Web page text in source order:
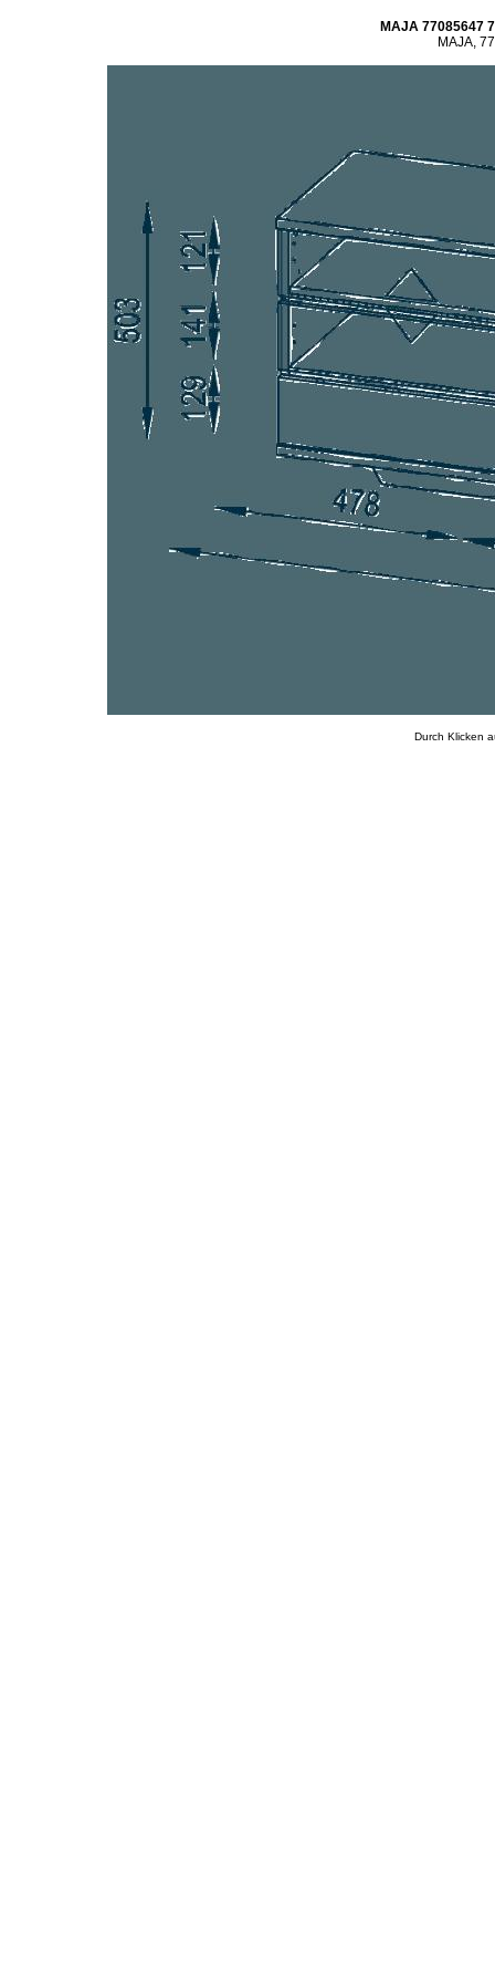
MAJA 77085647
MAJA,
Durch Klicken